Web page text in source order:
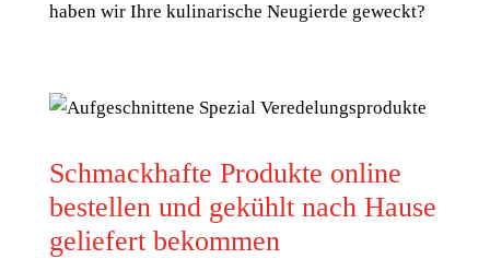
haben wir Ihre kulinarische Neugierde geweckt?
Schmackhafte Produkte online
bestellen und gekühlt nach Hause
geliefert bekommen